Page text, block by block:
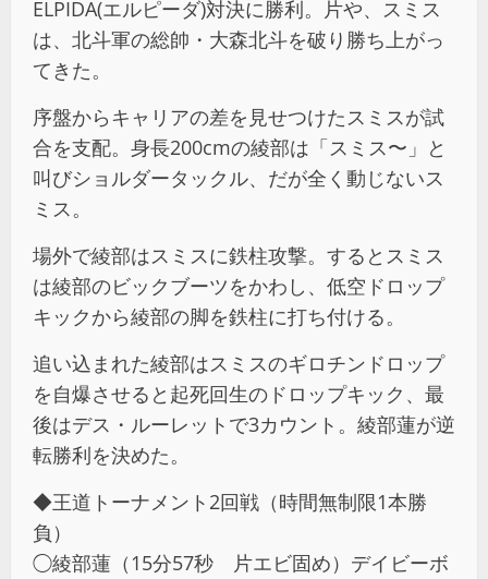
ELPIDA(エルピーダ)対決に勝利。片や、スミス
は、北斗軍の総帥・大森北斗を破り勝ち上がっ
てきた。
序盤からキャリアの差を見せつけたスミスが試
合を支配。身長200cmの綾部は「スミス〜」と
叫びショルダータックル、だが全く動じないス
ミス。
場外で綾部はスミスに鉄柱攻撃。するとスミス
は綾部のビックブーツをかわし、低空ドロップ
キックから綾部の脚を鉄柱に打ち付ける。
追い込まれた綾部はスミスのギロチンドロップ
を自爆させると起死回生のドロップキック、最
後はデス・ルーレットで3カウント。綾部蓮が逆
転勝利を決めた。
◆王道トーナメント2回戦（時間無制限1本勝
負）
◯綾部蓮（15分57秒 片エビ固め）デイビーボ